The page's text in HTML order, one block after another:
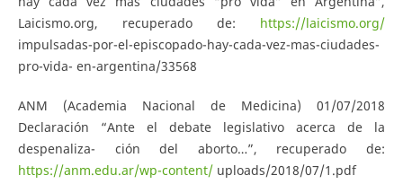
Laicismo.org, recuperado de: https://laicismo.org/
impulsadas-por-el-episcopado-hay-cada-vez-mas-ciudades-
pro-vida- en-argentina/33568
ANM (Academia Nacional de Medicina) 01/07/2018
Declaración “Ante el debate legislativo acerca de la
despenaliza- ción del aborto…”, recuperado de:
https://anm.edu.ar/wp-content/uploads/2018/07/1.pdf